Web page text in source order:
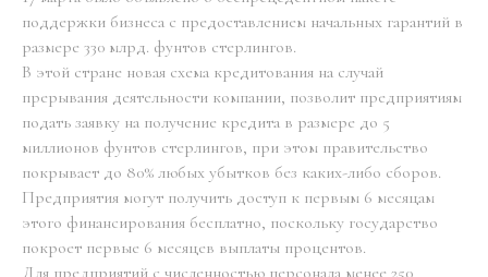
поддержки бизнеса с предоставлением начальных гарантий в
размере 330 млрд. фунтов стерлингов.
В этой стране новая схема кредитования на случай
прерывания деятельности компании, позволит предприятиям
подать заявку на получение кредита в размере до 5
миллионов фунтов стерлингов, при этом правительство
покрывает до 80% любых убытков без каких-либо сборов.
Предприятия могут получить доступ к первым 6 месяцам
этого финансирования бесплатно, поскольку государство
покроет первые 6 месяцев выплаты процентов.